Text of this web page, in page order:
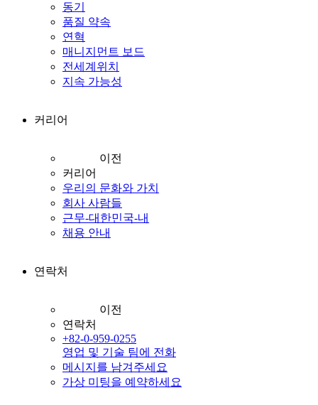
동기
품질 약속
연혁
매니지먼트 보드
전세계위치
지속 가능성
커리어
이전
커리어
우리의 문화와 가치
회사 사람들
근무-대한민국-내
채용 안내
연락처
이전
연락처
+82-0-959-0255
영업 및 기술 팀에 전화
메시지를 남겨주세요
가상 미팅을 예약하세요